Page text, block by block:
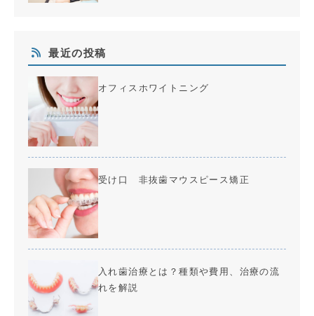
最近の投稿
オフィスホワイトニング
受け口 非抜歯マウスピース矯正
入れ歯治療とは？種類や費用、治療の流
れを解説